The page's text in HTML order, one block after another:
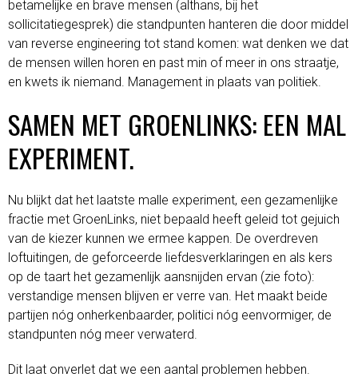
betamelijke en brave mensen (althans, bij het
sollicitatiegesprek) die standpunten hanteren die door middel
van reverse engineering tot stand komen: wat denken we dat
de mensen willen horen en past min of meer in ons straatje,
en kwets ik niemand. Management in plaats van politiek.
SAMEN MET GROENLINKS: EEN MAL
EXPERIMENT.
Nu blijkt dat het laatste malle experiment, een gezamenlijke
fractie met GroenLinks, niet bepaald heeft geleid tot gejuich
van de kiezer kunnen we ermee kappen. De overdreven
loftuitingen, de geforceerde liefdesverklaringen en als kers
op de taart het gezamenlijk aansnijden ervan (zie foto):
verstandige mensen blijven er verre van. Het maakt beide
partijen nóg onherkenbaarder, politici nóg eenvormiger, de
standpunten nóg meer verwaterd.
Dit laat onverlet dat we een aantal problemen hebben.